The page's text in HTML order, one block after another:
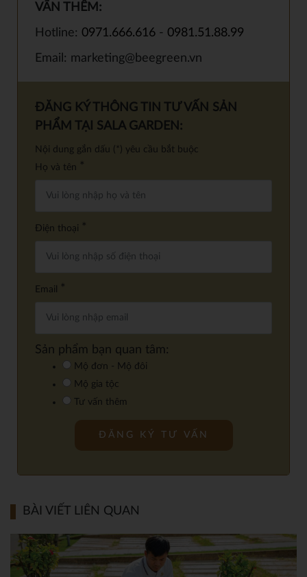
VẤN THÊM:
Hotline: 0971.666.616 - 0981.51.88.99
Email: marketing@beegreen.vn
ĐĂNG KÝ THÔNG TIN TƯ VẤN SẢN
PHẨM TẠI SALA GARDEN:
Nội dung gắn dấu (*) yêu cầu bắt buộc
Họ và tên *
Điện thoại *
Email *
Sản phẩm bạn quan tâm:
Mộ đơn - Mộ đôi
Mộ gia tộc
Tư vấn thêm
BÀI VIẾT LIÊN QUAN